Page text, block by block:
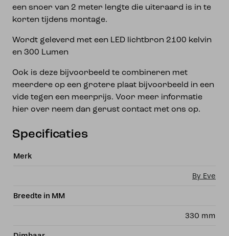
een snoer van 2 meter lengte die uiteraard is in te
korten tijdens montage.
Wordt geleverd met een LED lichtbron 2100 kelvin
en 300 Lumen
Ook is deze bijvoorbeeld te combineren met
meerdere op een grotere plaat bijvoorbeeld in een
vide tegen een meerprijs. Voor meer informatie
hier over neem dan gerust contact met ons op.
Specificaties
Merk
By Eve
Breedte in MM
330 mm